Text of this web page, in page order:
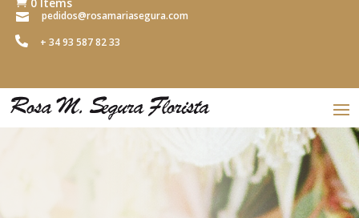
 pedidos@rosamariasegura.com
 + 34 93 587 82 33